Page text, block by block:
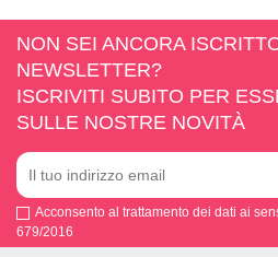
NON SEI ANCORA
NEWSLETTER?
ISCRIVITI SUBITO PER
SULLE NOSTRE NOVITÀ
Acconsento al trattamento dei dati ai
679/2016